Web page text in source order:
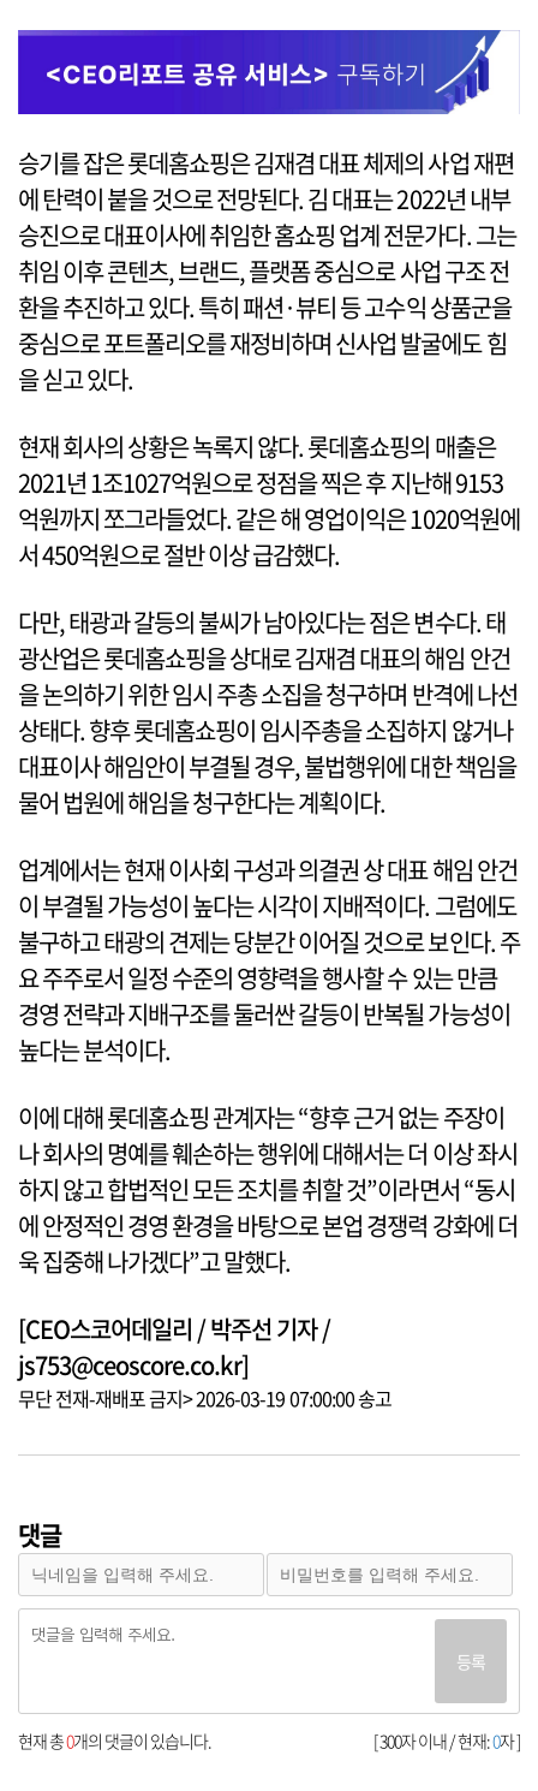
승기를 잡은 롯데홈쇼핑은 김재겸 대표 체제의 사업 재편
에 탄력이 붙을 것으로 전망된다. 김 대표는 2022년 내부
승진으로 대표이사에 취임한 홈쇼핑 업계 전문가다. 그는
취임 이후 콘텐츠, 브랜드, 플랫폼 중심으로 사업 구조 전
환을 추진하고 있다. 특히 패션·뷰티 등 고수익 상품군을
중심으로 포트폴리오를 재정비하며 신사업 발굴에도 힘
을 싣고 있다.
현재 회사의 상황은 녹록지 않다. 롯데홈쇼핑의 매출은
2021년 1조1027억원으로 정점을 찍은 후 지난해 9153
억원까지 쪼그라들었다. 같은 해 영업이익은 1020억원에
서 450억원으로 절반 이상 급감했다.
다만, 태광과 갈등의 불씨가 남아있다는 점은 변수다. 태
광산업은 롯데홈쇼핑을 상대로 김재겸 대표의 해임 안건
을 논의하기 위한 임시 주총 소집을 청구하며 반격에 나선
상태다. 향후 롯데홈쇼핑이 임시주총을 소집하지 않거나
대표이사 해임안이 부결될 경우, 불법행위에 대한 책임을
물어 법원에 해임을 청구한다는 계획이다.
업계에서는 현재 이사회 구성과 의결권 상 대표 해임 안건
이 부결될 가능성이 높다는 시각이 지배적이다. 그럼에도
불구하고 태광의 견제는 당분간 이어질 것으로 보인다. 주
요 주주로서 일정 수준의 영향력을 행사할 수 있는 만큼
경영 전략과 지배구조를 둘러싼 갈등이 반복될 가능성이
높다는 분석이다.
이에 대해 롯데홈쇼핑 관계자는 “향후 근거 없는 주장이
나 회사의 명예를 훼손하는 행위에 대해서는 더 이상 좌시
하지 않고 합법적인 모든 조치를 취할 것”이라면서 “동시
에 안정적인 경영 환경을 바탕으로 본업 경쟁력 강화에 더
욱 집중해 나가겠다”고 말했다.
[CEO스코어데일리 / 박주선 기자 /
js753@ceoscore.co.kr]
무단 전재-재배포 금지> 2026-03-19 07:00:00 송고
댓글
등록
[ 300자 이내 / 현재:0자 ]
현재 총0개의 댓글이 있습니다.